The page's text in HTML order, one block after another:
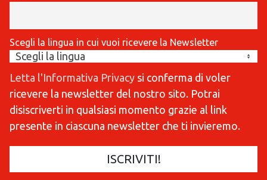
Scegli la lingua in cui vuoi ricevere la Newsletter
Letta l'Informativa Privacy si conferma di voler
ricevere la newsletter del nostro sito. Potrai
disiscriverti in qualsiasi momento grazie al link
presente in ciascuna newsletter che ti invieremo.